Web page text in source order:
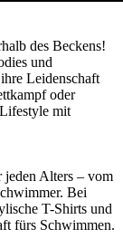
des Beckens!
und
Leidenschaft
oder
mit
jeden Alters – vom
Bei
T-Shirts und
fürs Schwimmen.